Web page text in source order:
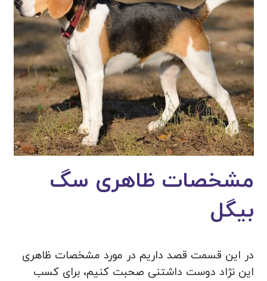
مشخصات ظاهری سگ
بیگل
در این قسمت قصد داریم در مورد مشخصات ظاهری
این نژاد دوست داشتنی صحبت کنیم، برای کسب